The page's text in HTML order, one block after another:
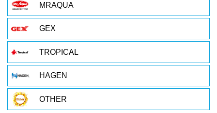
MRAQUA
GEX
TROPICAL
HAGEN
OTHER